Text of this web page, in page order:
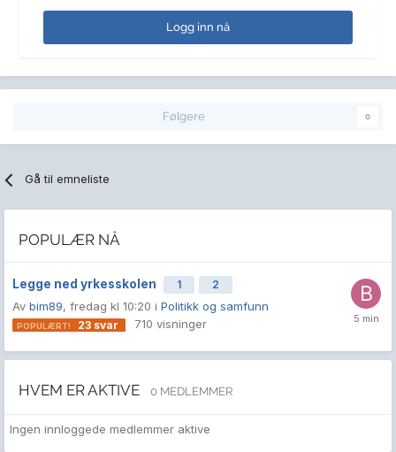
Logg inn nå
Følgere 0
Gå til emneliste
POPULÆR NÅ
Legge ned yrkesskolen 1 2
Av bim89, fredag kl 10:20 i Politikk og samfunn
23 svar 710 visninger
HVEM ER AKTIVE 0 MEDLEMMER
Ingen innloggede medlemmer aktive